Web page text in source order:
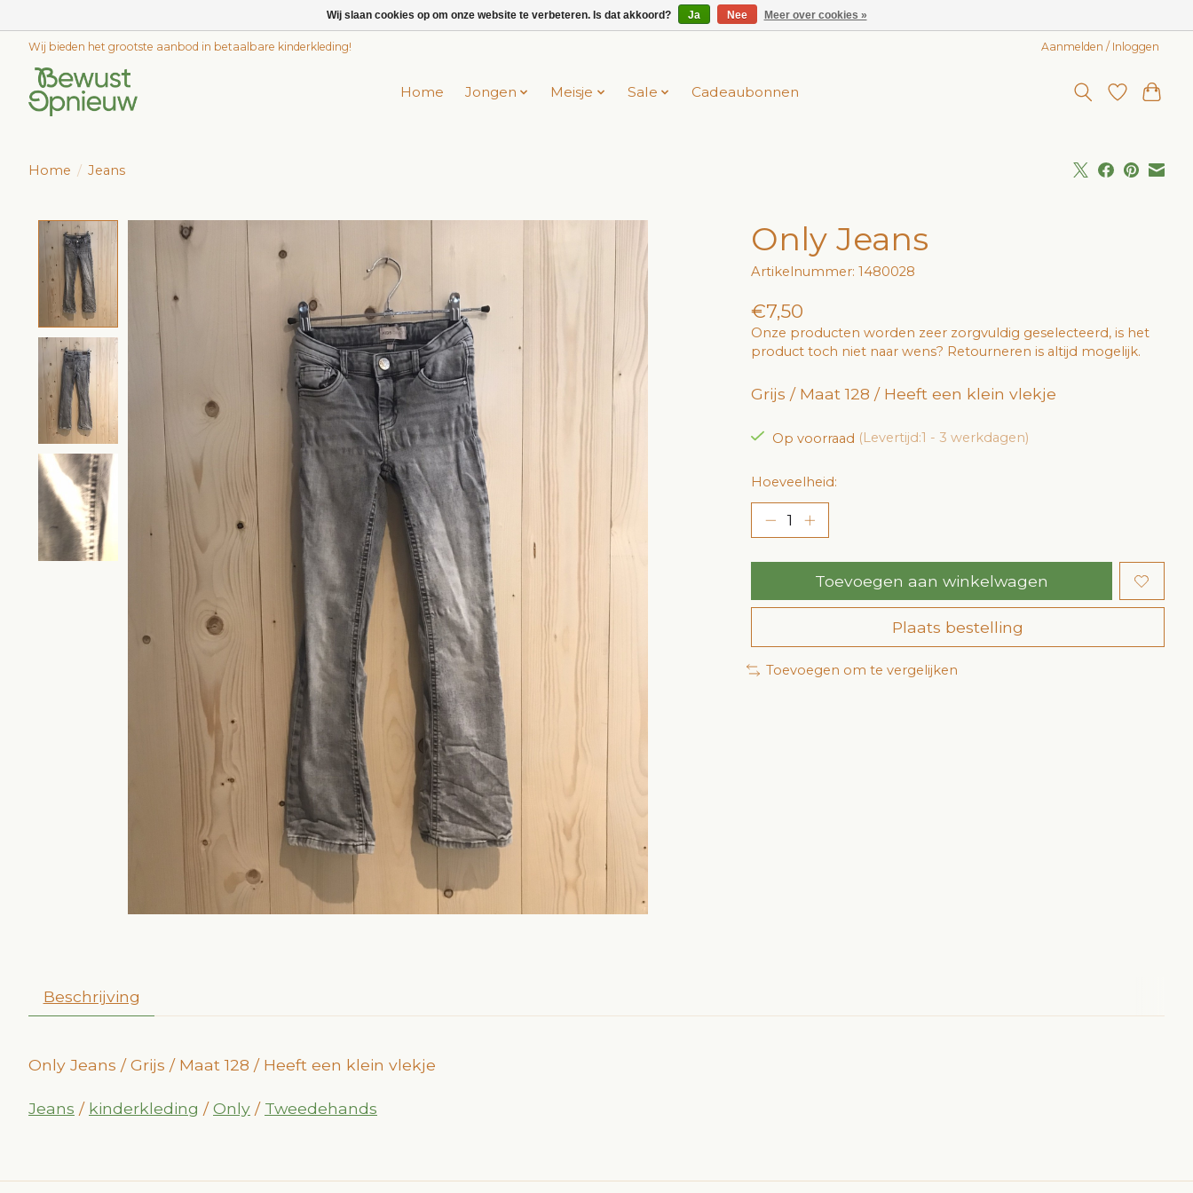
Wij bieden het grootste aanbod in betaalbare kinderkleding! Aanmelden / Inloggen
Home Jongen Meisje Sale Cadeaubonnen
Home / Jeans
Product image slideshow Items Only Jeans
Artikelnummer: 1480028
€7,50
Onze producten worden zeer zorgvuldig geselecteerd, is het
product toch niet naar wens? Retourneren is altijd mogelijk.
Grijs / Maat 128 / Heeft een klein vlekje
Op voorraad (Levertijd:1 - 3 werkdagen)
Hoeveelheid:
Toevoegen aan winkelwagen
Plaats bestelling
Toevoegen om te vergelijken
Beschrijving
Only Jeans / Grijs / Maat 128 / Heeft een klein vlekje
Jeans / kinderkleding /Only / Tweedehands
Wij slaan cookies op om onze website te verbeteren. Is dat akkoord? Ja Nee Meer over cookies »